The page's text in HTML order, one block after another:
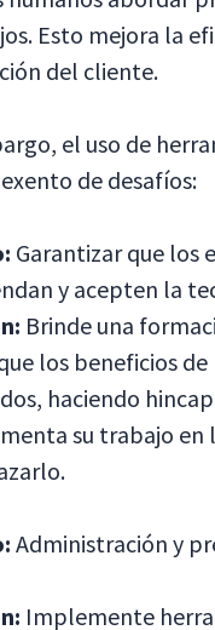
Esto mejora la
del cliente.
el uso de
de desafíos:
Garantizar que los
y acepten la
Brinde una
los beneficios de
haciendo
su trabajo en
Administración y
Implemente